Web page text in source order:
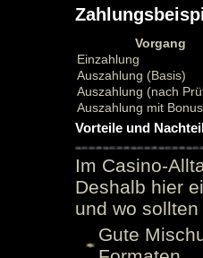
Vorgang
Einzahlung
Auszahlung (Basis)
Auszahlung (nach
Auszahlung mit
Vorteile und
Im Casino-
Deshalb hier
und wo
Gute